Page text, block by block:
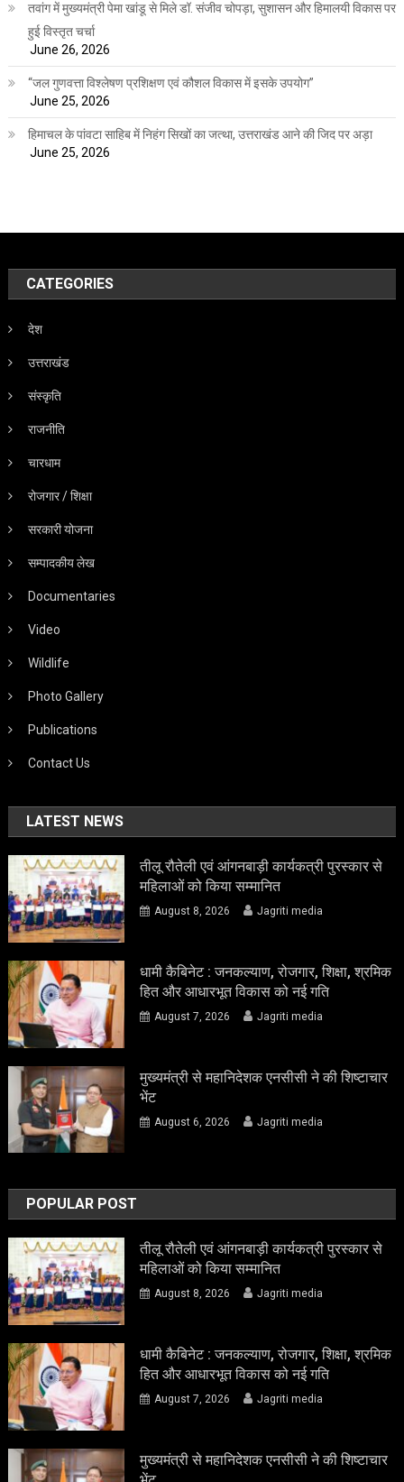
तवांग में मुख्यमंत्री पेमा खांडू से मिले डॉ. संजीव चोपड़ा, सुशासन और हिमालयी विकास पर
हुई विस्तृत चर्चा
June 26, 2026
“जल गुणवत्ता विश्लेषण प्रशिक्षण एवं कौशल विकास में इसके उपयोग”
June 25, 2026
हिमाचल के पांवटा साहिब में निहंग सिखों का जत्था, उत्तराखंड आने की जिद पर अड़ा
June 25, 2026
CATEGORIES
देश
उत्तराखंड
संस्कृति
राजनीति
चारधाम
रोजगार / शिक्षा
सरकारी योजना
सम्पादकीय लेख
Documentaries
Video
Wildlife
Photo Gallery
Publications
Contact Us
LATEST NEWS
तीलू रौतेली एवं आंगनबाड़ी कार्यकत्री पुरस्कार से
महिलाओं को किया सम्मानित
August 8, 2026 Jagriti media
धामी कैबिनेट : जनकल्याण, रोजगार, शिक्षा, श्रमिक
हित और आधारभूत विकास को नई गति
August 7, 2026 Jagriti media
मुख्यमंत्री से महानिदेशक एनसीसी ने की शिष्टाचार
भेंट
August 6, 2026 Jagriti media
POPULAR POST
तीलू रौतेली एवं आंगनबाड़ी कार्यकत्री पुरस्कार से
महिलाओं को किया सम्मानित
August 8, 2026 Jagriti media
धामी कैबिनेट : जनकल्याण, रोजगार, शिक्षा, श्रमिक
हित और आधारभूत विकास को नई गति
August 7, 2026 Jagriti media
मुख्यमंत्री से महानिदेशक एनसीसी ने की शिष्टाचार